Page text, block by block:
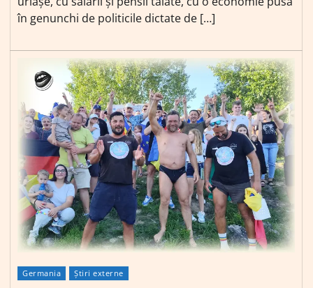
în genunchi de politicile dictate de […]
Germania Știri externe